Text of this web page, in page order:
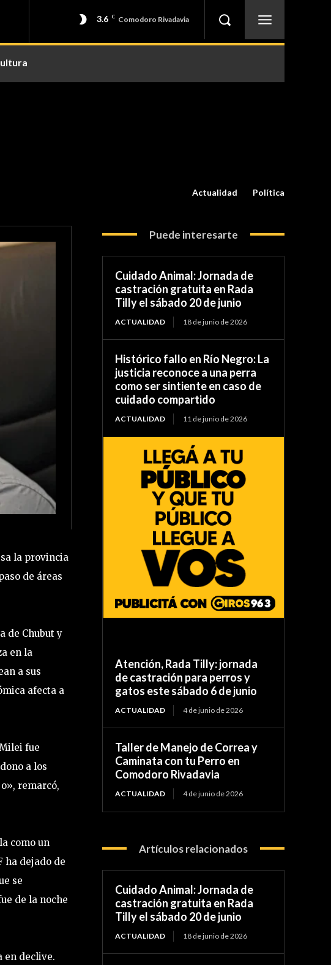
3.6 C Comodoro Rivadavia
Actualidad Política
la provincia
de áreas
de Chubut y
en la
a sus
afecta a
fue
a los
remarcó,
como un
ha dejado de
se
de la noche
en declive.
Puede interesarte
Cuidado Animal: Jornada de
castración gratuita en Rada
Tilly el sábado 20 de junio
ACTUALIDAD 18 de junio de 2026
Histórico fallo en Río Negro: La
justicia reconoce a una perra
como ser sintiente en caso de
cuidado compartido
ACTUALIDAD 11 de junio de 2026
Atención, Rada Tilly: jornada
de castración para perros y
gatos este sábado 6 de junio
ACTUALIDAD 4 de junio de 2026
Taller de Manejo de Correa y
Caminata con tu Perro en
Comodoro Rivadavia
ACTUALIDAD 4 de junio de 2026
Artículos relacionados
Cuidado Animal: Jornada de
castración gratuita en Rada
Tilly el sábado 20 de junio
ACTUALIDAD 18 de junio de 2026